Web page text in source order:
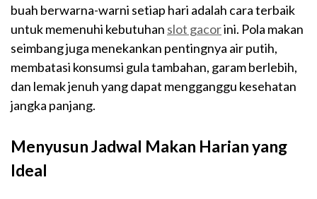
buah berwarna-warni setiap hari adalah cara terbaik
untuk memenuhi kebutuhan slot gacorini. Pola makan
seimbang juga menekankan pentingnya air putih,
membatasi konsumsi gula tambahan, garam berlebih,
dan lemak jenuh yang dapat mengganggu kesehatan
jangka panjang.
Menyusun Jadwal Makan Harian yang
Ideal